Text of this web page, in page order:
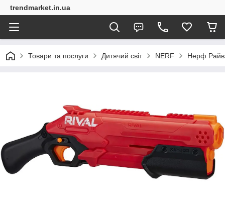
trendmarket.in.ua
Товари та послуги Дитячий світ NERF Нерф